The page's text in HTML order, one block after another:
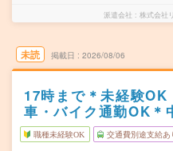
派遣会社 株式会社
未読 掲載日 2026/08/06
17時まで＊未経験
車・バイク通勤OK＊
職種未経験OK 交通費別途支給あ